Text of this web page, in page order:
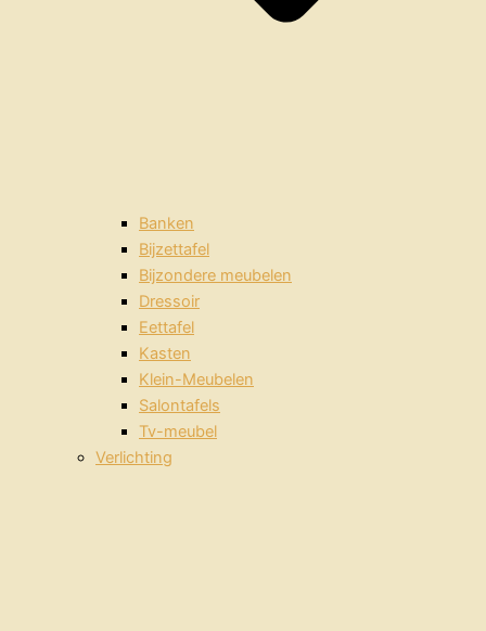
Banken
Bijzettafel
Bijzondere meubelen
Dressoir
Eettafel
Kasten
Klein-Meubelen
Salontafels
Tv-meubel
Verlichting